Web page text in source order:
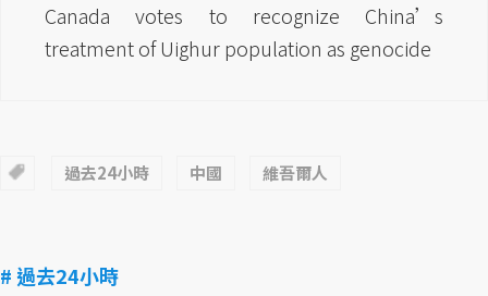
Canada votes to recognize China’s
treatment of Uighur population as genocide
過去24小時 中國 維吾爾人
# 過去24小時